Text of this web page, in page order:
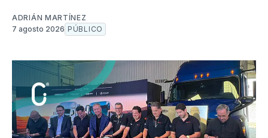
ADRIÁN MARTÍNEZ
7 agosto 2026 PÚBLICO